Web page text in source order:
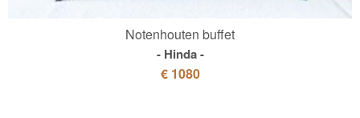
Notenhouten buffet
Hinda
€ 1080